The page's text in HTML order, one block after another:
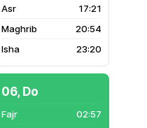
17:21
20:54
23:20
06, Do
02:57